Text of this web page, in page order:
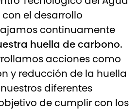
el desarrollo
continuamente
huella de carbono.
acciones como
y reducción de la huella
diferentes
de cumplir con los